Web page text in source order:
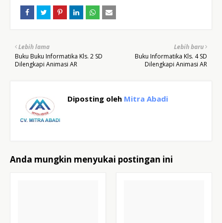
Lebih baru
Buku Informatika Kls. 4 SD
Dilengkapi Animasi AR
Lebih lama
Buku Buku Informatika Kls. 2 SD
Dilengkapi Animasi AR
Diposting oleh Mitra Abadi
Anda mungkin menyukai postingan ini